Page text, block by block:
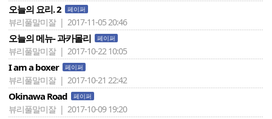
오늘의 요리. 2 페이퍼
뷰리풀말미잘 | 2017-11-05 20:46
오늘의 메뉴- 과카몰리 페이퍼
뷰리풀말미잘 | 2017-10-22 10:05
I am a boxer 페이퍼
뷰리풀말미잘 | 2017-10-21 22:42
Okinawa Road 페이퍼
뷰리풀말미잘 | 2017-10-09 19:20